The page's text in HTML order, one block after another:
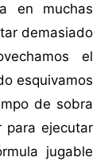
en muchas
demasiado
el
esquivamos
de sobra
para ejecutar
jugable